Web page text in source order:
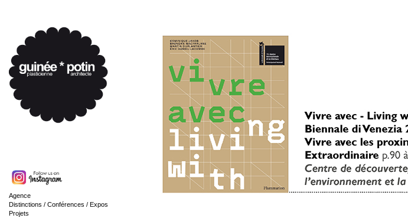
Agence
Distinctions / Conférences / Expos
Projets